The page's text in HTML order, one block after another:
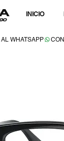
INICIO
WHATSAPP